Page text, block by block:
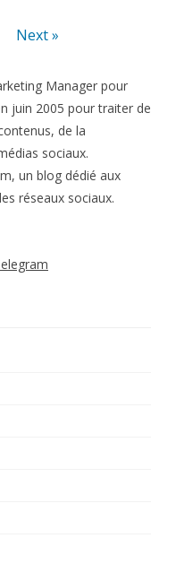
Next »
Manager pour
juin 2005 pour traiter de
de la
sociaux.
un blog dédié aux
réseaux sociaux.